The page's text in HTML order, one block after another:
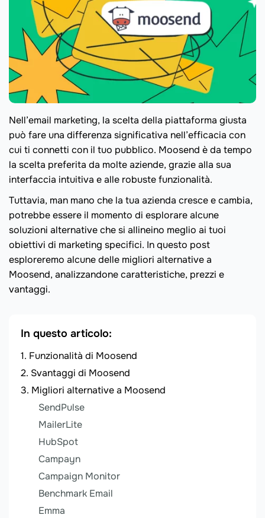
Nell’email marketing, la scelta della piattaforma giusta
può fare una differenza significativa nell’efficacia con
cui ti connetti con il tuo pubblico. Moosend è da tempo
la scelta preferita da molte aziende, grazie alla sua
interfaccia intuitiva e alle robuste funzionalità.
Tuttavia, man mano che la tua azienda cresce e cambia,
potrebbe essere il momento di esplorare alcune
soluzioni alternative che si allineino meglio ai tuoi
obiettivi di marketing specifici. In questo post
esploreremo alcune delle migliori alternative a
Moosend, analizzandone caratteristiche, prezzi e
vantaggi.
In questo articolo:
Funzionalità di Moosend
Svantaggi di Moosend
Migliori alternative a Moosend
SendPulse
MailerLite
HubSpot
Campayn
Campaign Monitor
Benchmark Email
Emma